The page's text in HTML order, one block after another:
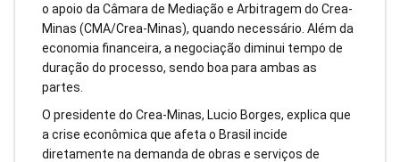
o apoio da Câmara de Mediação e Arbitragem do Crea-
Minas (CMA/Crea-Minas), quando necessário. Além da
economia financeira, a negociação diminui tempo de
duração do processo, sendo boa para ambas as
partes.
O presidente do Crea-Minas, Lucio Borges, explica que
a crise econômica que afeta o Brasil incide
diretamente na demanda de obras e serviços de